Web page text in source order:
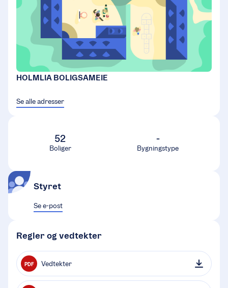
HOLMLIA BOLIGSAMEIE
Se alle adresser
52
Boliger
-
Bygningstype
Styret
Se e-post
Regler og vedtekter
PDF Vedtekter